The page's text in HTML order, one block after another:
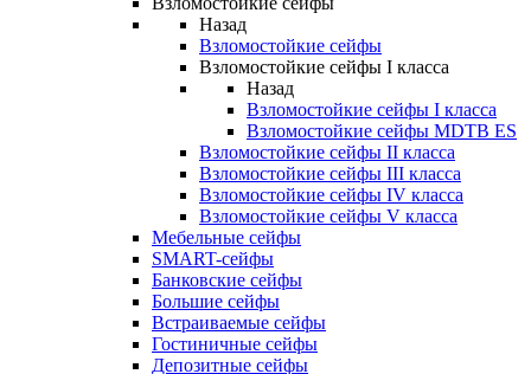
Назад
Взломостойкие сейфы
Взломостойкие сейфы I класса
Назад
Взломостойкие сейфы I класса
Взломостойкие сейфы MDTB ES
Взломостойкие сейфы II класса
Взломостойкие сейфы III класса
Взломостойкие сейфы IV класса
Взломостойкие сейфы V класса
Мебельные сейфы
SMART-сейфы
Банковские сейфы
Большие сейфы
Встраиваемые сейфы
Гостиничные сейфы
Депозитные сейфы